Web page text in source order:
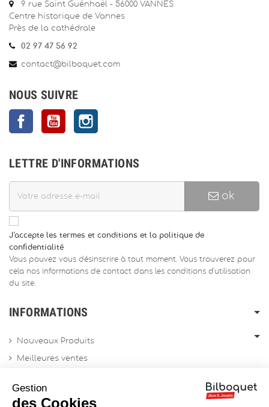
9 rue Saint Guénhaël - 56000 VANNES
Centre historique de Vannes
Près de la cathédrale
02 97 47 56 92
contact@bilboquet.com
NOUS SUIVRE
FacebookYouTube
LETTRE D'INFORMATIONS
ok
J'accepte les termes et conditions et la politique de
confidentialité
Vous pouvez vous désinscrire à tout moment. Vous trouverez pour
cela nos informations de contact dans les conditions d'utilisation
du site.
INFORMATIONS
Nouveaux Produits
Meilleures ventes
Archives produits
Gestion
des Cookies